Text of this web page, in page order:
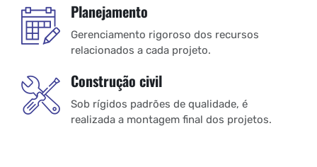
Planejamento
Gerenciamento rigoroso dos recursos
relacionados a cada projeto.
Construção civil
Sob rígidos padrões de qualidade, é
realizada a montagem final dos projetos.